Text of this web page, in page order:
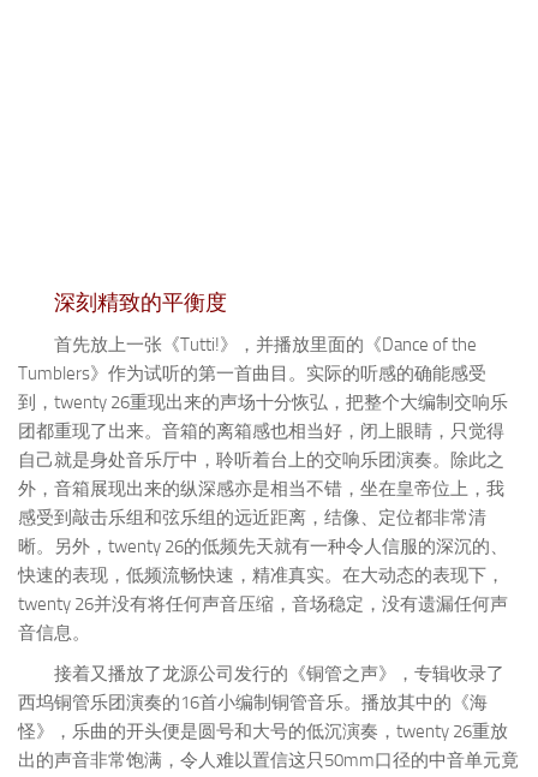
深刻精致的平衡度
首先放上一张《Tutti!》，并播放里面的《Dance of the
Tumblers》作为试听的第一首曲目。实际的听感的确能感受
到，twenty 26重现出来的声场十分恢弘，把整个大编制交响乐
团都重现了出来。音箱的离箱感也相当好，闭上眼睛，只觉得
自己就是身处音乐厅中，聆听着台上的交响乐团演奏。除此之
外，音箱展现出来的纵深感亦是相当不错，坐在皇帝位上，我
感受到敲击乐组和弦乐组的远近距离，结像、定位都非常清
晰。另外，twenty 26的低频先天就有一种令人信服的深沉的、
快速的表现，低频流畅快速，精准真实。在大动态的表现下，
twenty 26并没有将任何声音压缩，音场稳定，没有遗漏任何声
音信息。
接着又播放了龙源公司发行的《铜管之声》，专辑收录了
西坞铜管乐团演奏的16首小编制铜管音乐。播放其中的《海
怪》，乐曲的开头便是圆号和大号的低沉演奏，twenty 26重放
出的声音非常饱满，令人难以置信这只50mm口径的中音单元竟